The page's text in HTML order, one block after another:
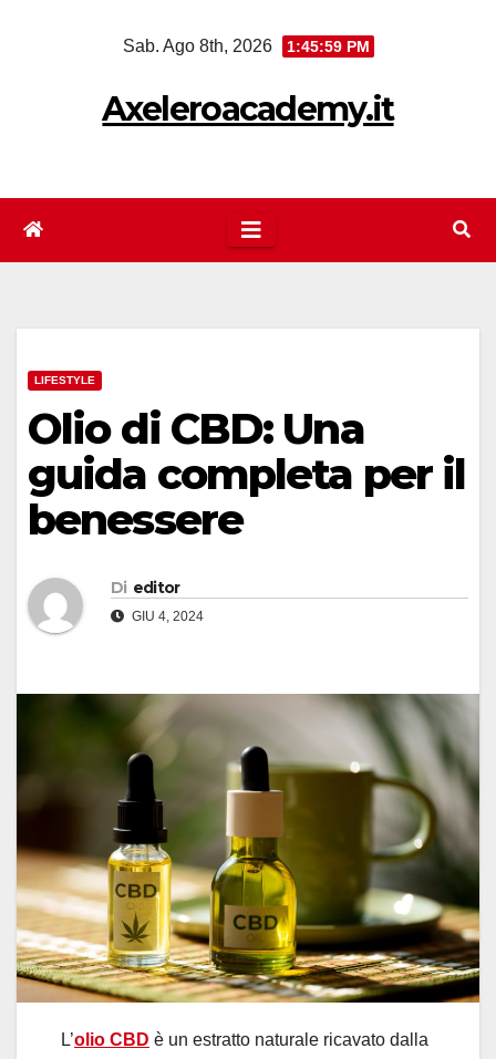
Sab. Ago 8th, 2026 1:45:59 PM
Axeleroacademy.it
LIFESTYLE
Olio di CBD: Una
guida completa per il
benessere
Di editor
GIU 4, 2024
L’olio CBD è un estratto naturale ricavato dalla